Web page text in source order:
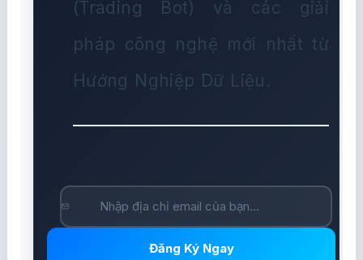
(Trading Bot) và các giải
pháp công nghệ mới nhất từ
Hướng Nghiệp Dữ Liệu.
Đăng Ký Ngay